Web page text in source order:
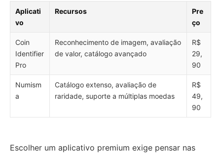
Aplicati
vo
Recursos
Pre
ço
Coin
Identifier
Pro
Reconhecimento de imagem, avaliação
de valor, catálogo avançado
R$
29,
90
Numism
a
Catálogo extenso, avaliação de
raridade, suporte a múltiplas moedas
R$
49,
90
Escolher um aplicativo premium exige pensar nas